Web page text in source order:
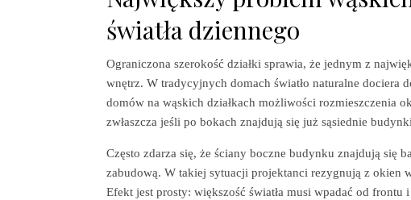
światła dziennego
Ograniczona szerokość działki sprawia, że jednym z
wnętrz. W tradycyjnych domach światło naturalne
domów na wąskich działkach możliwości rozmieszczenia
zwłaszcza jeśli po bokach znajdują się już sąsiednie
Często zdarza się, że ściany boczne budynku znajdują się
zabudową. W takiej sytuacji projektanci rezygnują z okien
Efekt jest prosty: większość światła musi wpadać od